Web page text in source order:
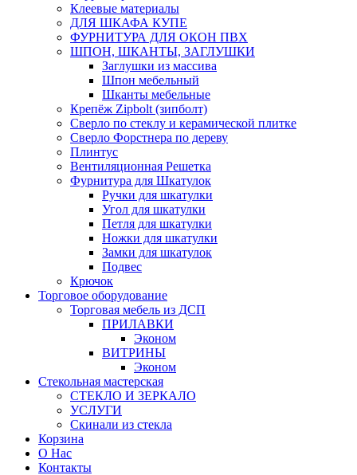
Клеевые материалы
ДЛЯ ШКАФА КУПЕ
ФУРНИТУРА ДЛЯ ОКОН ПВХ
ШПОН, ШКАНТЫ, ЗАГЛУШКИ
Заглушки из массива
Шпон мебельный
Шканты мебельные
Крепёж Zipbolt (зипболт)
Сверло по стеклу и керамической плитке
Сверло Форстнера по дереву
Плинтус
Вентиляционная Решетка
Фурнитура для Шкатулок
Ручки для шкатулки
Угол для шкатулки
Петля для шкатулки
Ножки для шкатулки
Замки для шкатулок
Подвес
Крючок
Торговое оборудование
Торговая мебель из ДСП
ПРИЛАВКИ
Эконом
ВИТРИНЫ
Эконом
Стекольная мастерская
СТЕКЛО И ЗЕРКАЛО
УСЛУГИ
Скинали из стекла
Корзина
О Нас
Контакты